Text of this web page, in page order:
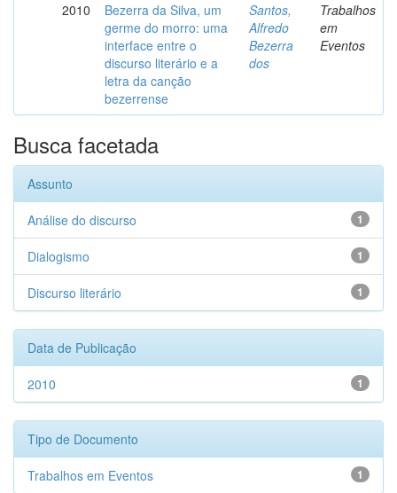
2010
Bezerra da Silva, um
germe do morro: uma
interface entre o
discurso literário e a
letra da canção
bezerrense
Santos,
Alfredo
Bezerra
dos
Trabalhos
em
Eventos
Busca facetada
Assunto
1
Análise do discurso
1
Dialogismo
1
Discurso literário
Data de Publicação
1
2010
Tipo de Documento
1
Trabalhos em Eventos